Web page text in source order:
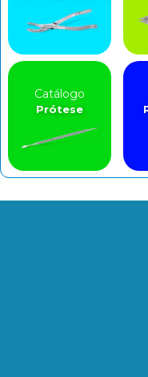
Catálogo
Prótese